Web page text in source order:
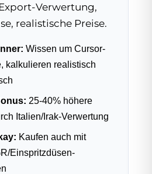
Verwertung,
realistische Preise.
Wissen um Cursor-
kalkulieren realistisch
25-40% höhere
Italien/Irak-Verwertung
Kaufen auch mit
Einspritzdüsen-